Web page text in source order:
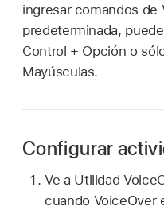
ingresar comandos de
predeterminada,
Control + Opción o
Mayúsculas.
Configurar
Ve a Utilidad
cuando VoiceOver